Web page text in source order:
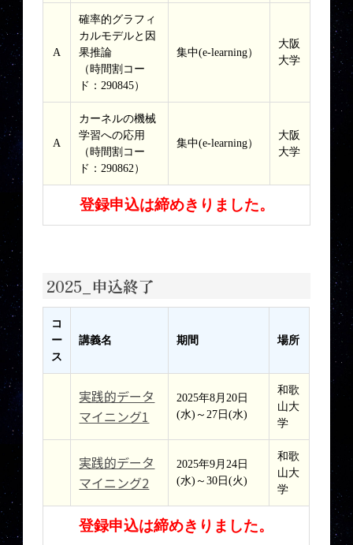
A
確率的グラフィ
カルモデルと因
果推論
（時間割コー
ド：290845）
集中(e-learning）
大阪
大学
A
カーネルの機械
学習への応用
（時間割コー
ド：290862）
集中(e-learning）
大阪
大学
登録申込は締めきりました。
2025_申込終了
コ
ー
ス
講義名 期間 場所
実践的データ
マイニング1
2025年8月20日
(水)～27日(水)
和歌
山大
学
実践的データ
マイニング2
2025年9月24日
(水)～30日(火)
和歌
山大
学
登録申込は締めきりました。